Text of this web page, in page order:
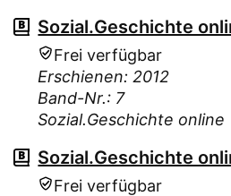
Sozial.Geschichte
Frei verfügbar
Erschienen: 2012
Band-Nr.: 7
Sozial.Geschichte online
Sozial.Geschichte
Frei verfügbar